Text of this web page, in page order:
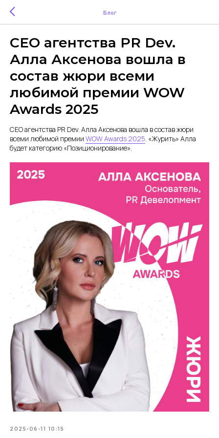
Блог
CEO агентства PR Dev.
Алла Аксенова вошла в
состав жюри всеми
любимой премии WOW
Awards 2025
CEO агентства PR Dev. Алла Аксенова вошла в состав жюри
всеми любимой премии WOW Awards 2025. «Журить» Алла
будет категорию «Позиционирование».
2025-06-11 10:15